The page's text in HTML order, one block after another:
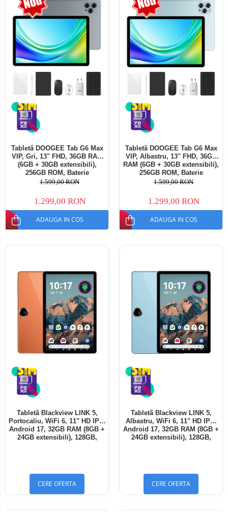
Telefoane mobile Ulefone
Telefoane mobile Unihertz
Telefoane mobile Cubot
Telefoane mobile Blackview
Telefoane mobile OSCAL
Telefoane mobile Fossibot
Telefoane mobile Lagenio
Telefoane mobile Samsung
Telefoane mobile iSEN
Telefoane mobile HUAWEI
Telefoane mobile iHunt
Telefoane mobile Xiaomi
Telefoane mobile Realme
Telefoane mobile ZTE Nubia
Tabletă DOOGEE Tab G6 Max
VIP, Gri, 13" FHD, 36GB RAM
(6GB + 30GB extensibili),
256GB ROM, Baterie
10800mAh, Android, Wi-Fi
1.599,00 RON
1.299,00 RON
ADAUGA IN COS
Tabletă DOOGEE Tab G6 Max
VIP, Albastru, 13" FHD, 36GB
RAM (6GB + 30GB extensibili),
256GB ROM, Baterie
10800mAh, Android, Wi-Fi
1.599,00 RON
1.299,00 RON
ADAUGA IN COS
Tabletă Blackview LINK 5,
Portocaliu, WiFi 6, 11" HD IPS,
Android 17, 32GB RAM (8GB +
24GB extensibili), 128GB,
CERE OFERTA
Tabletă Blackview LINK 5,
Albastru, WiFi 6, 11" HD IPS,
Android 17, 32GB RAM (8GB +
24GB extensibili), 128GB,
CERE OFERTA